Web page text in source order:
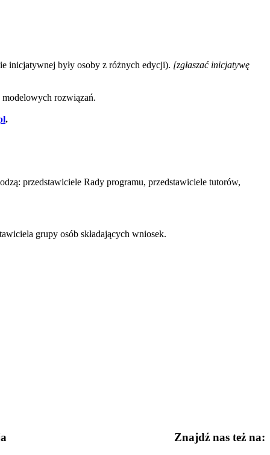
inicjatywnej były osoby z różnych edycji). [zgłaszać inicjatywę
rozwiązań.
.
przedstawiciele Rady programu, przedstawiciele tutorów,
grupy osób składających wniosek.
Znajdź nas też na: